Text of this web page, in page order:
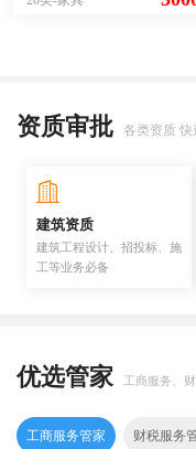
资质审批 各类资质 快
建筑资质
建筑工程设计、招投标、施
工等业务必备
优选管家 工商服务、
工商服务管家 财税服务